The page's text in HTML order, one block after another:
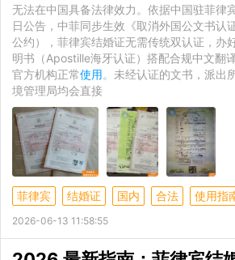
无法在中国具备法律效力。依据中国驻菲律
日公告，中菲同步生效《取消外国公文书认
公约），菲律宾结婚证无需传统双认证，办
明书（Apostille海牙认证）搭配合规中文翻
官方机构正常使用。未经认证的文书，派出
境管理局均会直接
菲律宾 结婚证 国内 合法 使用指
2026-06-13 11:58:55